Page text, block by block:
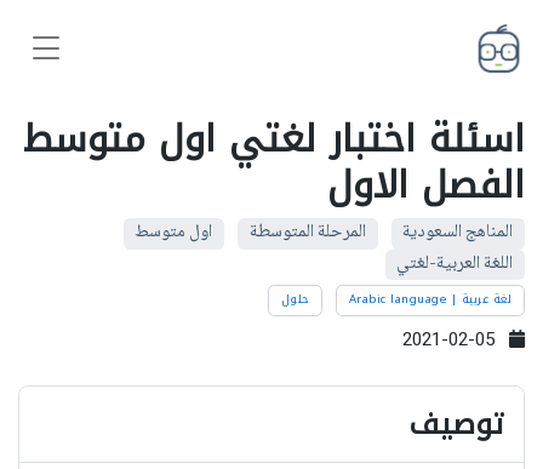
اسئلة اختبار لغتي اول متوسط
الفصل الاول
المناهج السعودية المرحلة المتوسطة
اول متوسط
اللغة العربية-لغتي
لغة عربية | Arabic language حلول
توصيف